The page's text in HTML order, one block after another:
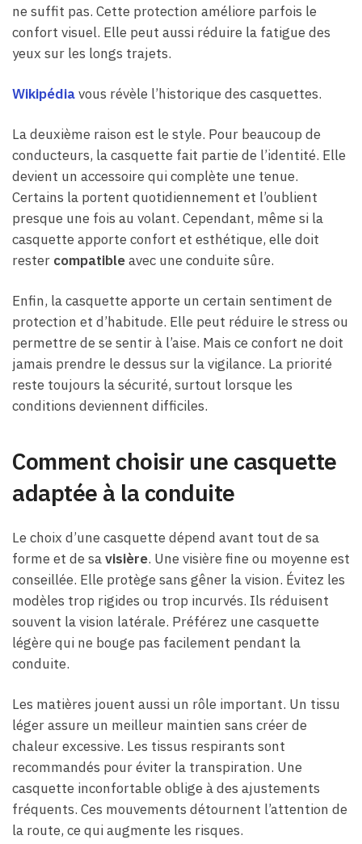
ne suffit pas. Cette protection améliore parfois le
confort visuel. Elle peut aussi réduire la fatigue des
yeux sur les longs trajets.
Wikipédiavous révèle l’historique des casquettes.
La deuxième raison est le style. Pour beaucoup de
conducteurs, la casquette fait partie de l’identité. Elle
devient un accessoire qui complète une tenue.
Certains la portent quotidiennement et l’oublient
presque une fois au volant. Cependant, même si la
casquette apporte confort et esthétique, elle doit
rester compatibleavec une conduite sûre.
Enfin, la casquette apporte un certain sentiment de
protection et d’habitude. Elle peut réduire le stress ou
permettre de se sentir à l’aise. Mais ce confort ne doit
jamais prendre le dessus sur la vigilance. La priorité
reste toujours la sécurité, surtout lorsque les
conditions deviennent difficiles.
Comment choisir une casquette
adaptée à la conduite
Le choix d’une casquette dépend avant tout de sa
forme et de savisière. Une visière fine ou moyenne est
conseillée. Elle protège sans gêner la vision. Évitez les
modèles trop rigides ou trop incurvés. Ils réduisent
souvent la vision latérale. Préférez une casquette
légère qui ne bouge pas facilement pendant la
conduite.
Les matières jouent aussi un rôle important. Un tissu
léger assure un meilleur maintien sans créer de
chaleur excessive. Les tissus respirants sont
recommandés pour éviter la transpiration. Une
casquette inconfortable oblige à des ajustements
fréquents. Ces mouvements détournent l’attention de
la route, ce qui augmente les risques.